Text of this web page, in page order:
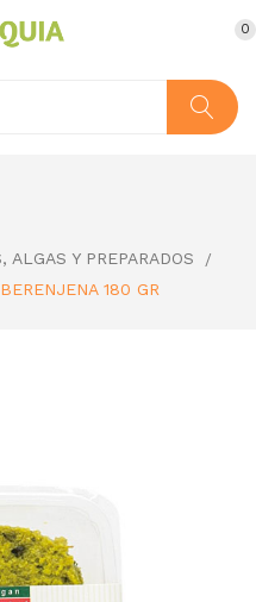
0
ALGAS Y PREPARADOS
180 GR